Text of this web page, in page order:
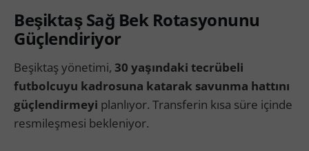
Beşiktaş Sağ Bek Rotasyonunu
Güçlendiriyor
Beşiktaş yönetimi, 30 yaşındaki tecrübeli
futbolcuyu kadrosuna katarak savunma hattını
güçlendirmeyi planlıyor. Transferin kısa süre içinde
resmileşmesi bekleniyor.